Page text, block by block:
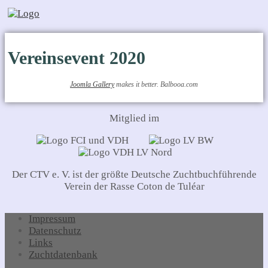
Vereinsevent 2020
Joomla Gallerymakes it better. Balbooa.com
Mitglied im
Der CTV e. V. ist der größte Deutsche Zuchtbuchführende
Verein der Rasse Coton de Tuléar
Impressum
Datenschutz
Links
Zuchtdatenbank